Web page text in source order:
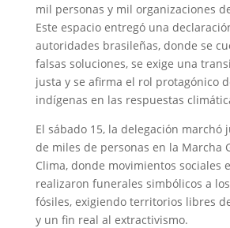
mil personas y mil organizaciones
Este espacio entregó una
autoridades brasileñas, donde se
falsas soluciones, se exige una
justa y se afirma el rol protagónico
indígenas en las respuestas
El sábado 15, la delegación marchó
de miles de personas en la Marcha
Clima, donde movimientos sociales
realizaron funerales simbólicos a
fósiles, exigiendo territorios libres
y un fin real al extractivismo.